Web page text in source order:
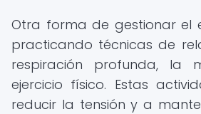
Otra forma de gestionar el
practicando técnicas de
respiración profunda, la
ejercicio físico. Estas
reducir la tensión y a